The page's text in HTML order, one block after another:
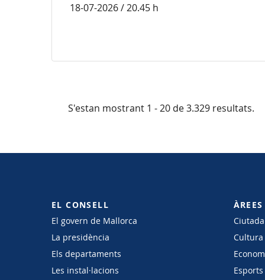
18-07-2026 / 20.45 h
S'estan mostrant 1 - 20 de 3.329 resultats.
EL CONSELL
El govern de Mallorca
La presidència
Els departaments
Les instal·lacions